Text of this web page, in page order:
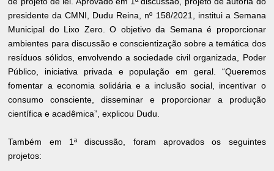
presidente da CMNI, Dudu Reina, nº 158/2021, institui a Semana
Municipal do Lixo Zero. O objetivo da Semana é proporcionar
ambientes para discussão e conscientização sobre a temática dos
resíduos sólidos, envolvendo a sociedade civil organizada, Poder
Público, iniciativa privada e população em geral. “Queremos
fomentar a economia solidária e a inclusão social, incentivar o
consumo consciente, disseminar e proporcionar a produção
científica e acadêmica”, explicou Dudu.
Também em 1ª discussão, foram aprovados os seguintes
projetos: